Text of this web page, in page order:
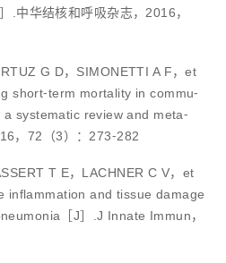
.中华结核和呼吸杂志，2016，
G D，SIMONETTI A F，et
short⁃term mortality in commu⁃
systematic review and meta⁃
，72（3）：273⁃282
T E，LACHNER C V，et
inflammation and tissue damage
［J］.J Innate Immun，